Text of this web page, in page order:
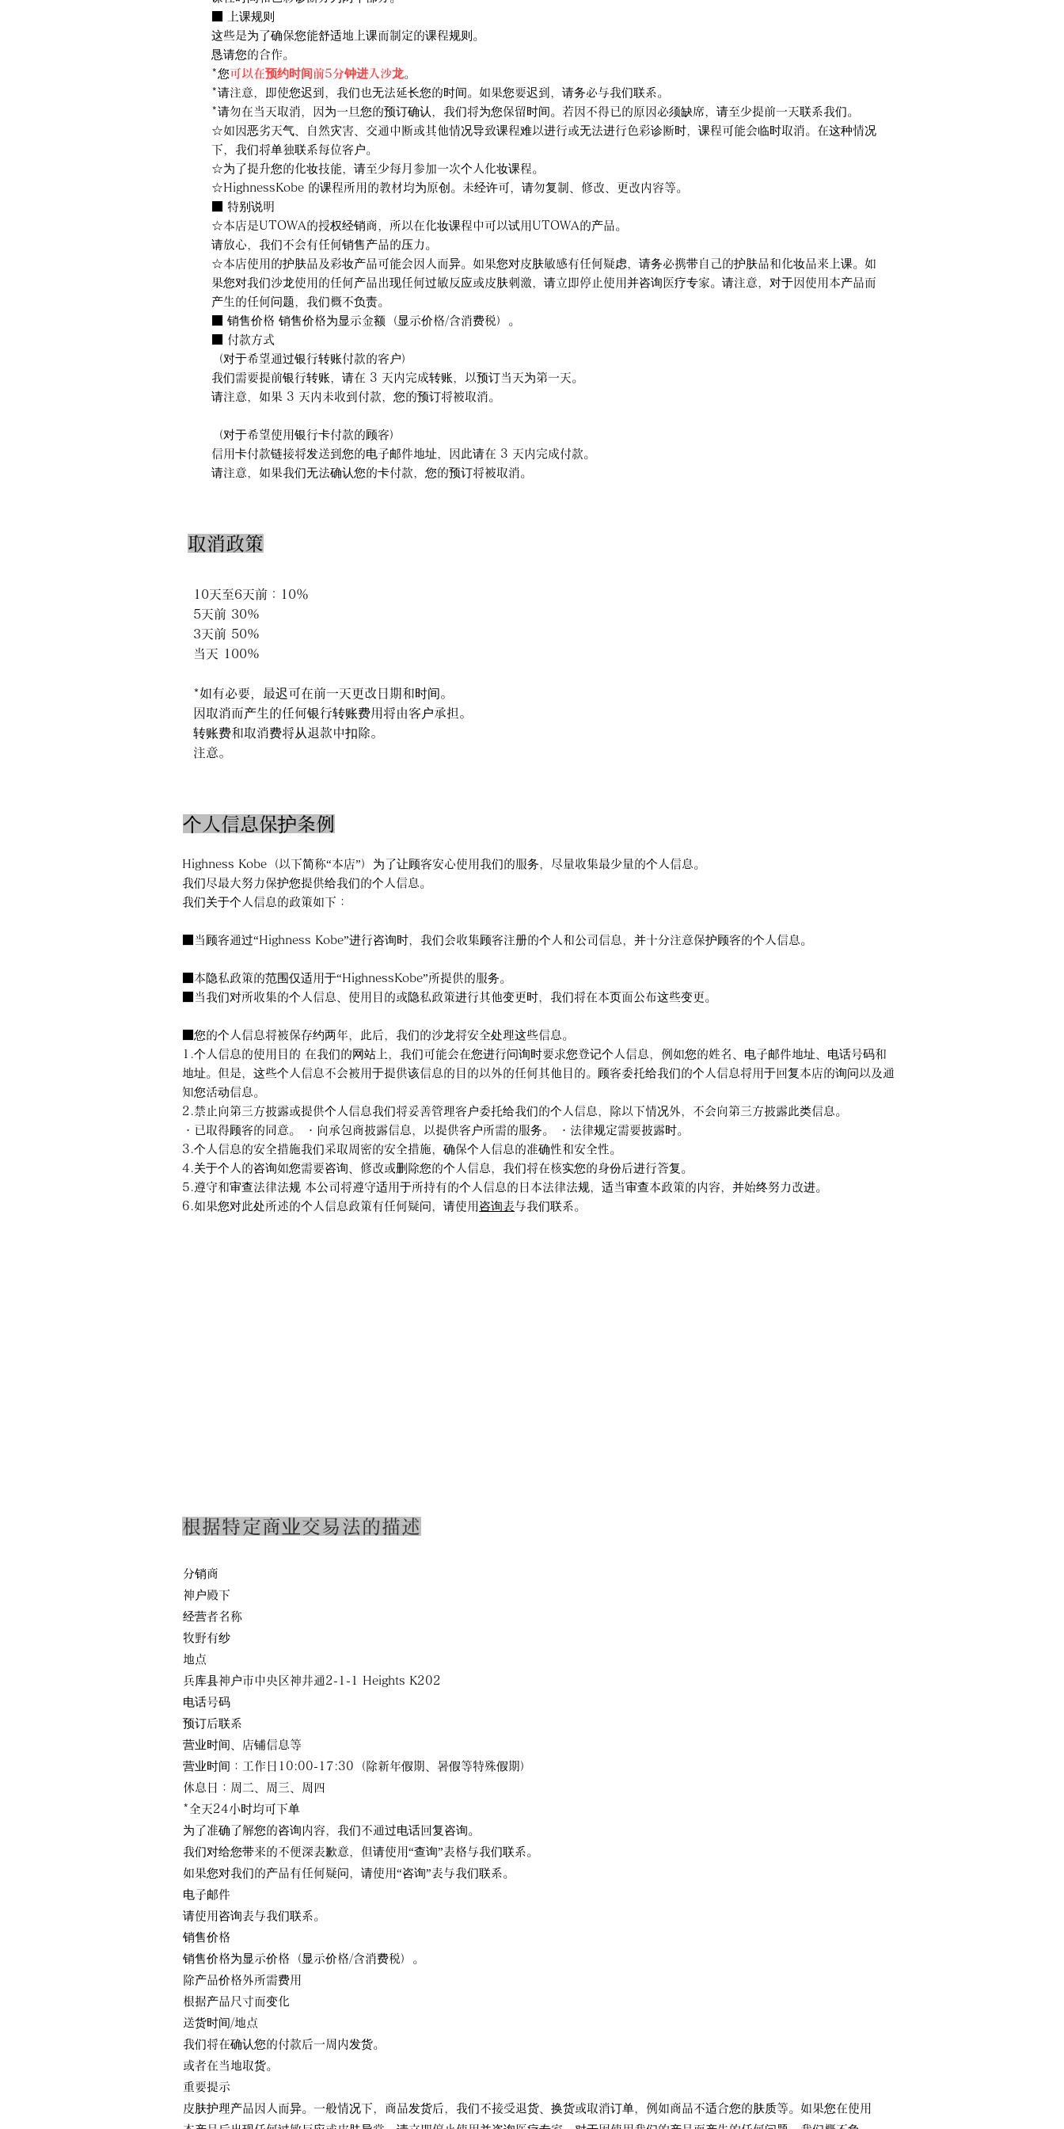
■ 上课规则
这些是为了确保您能舒适地上课而制定的课程规则。
恳请您的合作。
*您可以在预约时间前5分钟进入沙龙。
*请注意，即使您迟到，我们也无法延长您的时间。如果您要迟到，请务必与我们联系。
*请勿在当天取消，因为一旦您的预订确认，我们将为您保留时间。若因不得已的原因必须缺席，请至少提前一天联系我们。
☆如因恶劣天气、自然灾害、交通中断或其他情况导致课程难以进行或无法进行色彩诊断时，课程可能会临时取消。在这种情况
下，我们将单独联系每位客户。
☆为了提升您的化妆技能，请至少每月参加一次个人化妆课程。
☆HighnessKobe 的课程所用的教材均为原创。未经许可，请勿复制、修改、更改内容等。
■ 特别说明
☆本店是UTOWA的授权经销商，所以在化妆课程中可以试用UTOWA的产品。
请放心，我们不会有任何销售产品的压力。
☆本店使用的护肤品及彩妆产品可能会因人而异。如果您对皮肤敏感有任何疑虑，请务必携带自己的护肤品和化妆品来上课。如
果您对我们沙龙使用的任何产品出现任何过敏反应或皮肤刺激，请立即停止使用并咨询医疗专家。请注意，对于因使用本产品而
产生的任何问题，我们概不负责。
■ 销售价格 销售价格为显示金额（显示价格/含消费税）。
■ 付款方式
（对于希望通过银行转账付款的客户）
我们需要提前银行转账，请在 3 天内完成转账，以预订当天为第一天。
请注意，如果 3 天内未收到付款，您的预订将被取消。
（对于希望使用银行卡付款的顾客）
信用卡付款链接将发送到您的电子邮件地址，因此请在 3 天内完成付款。
请注意，如果我们无法确认您的卡付款，您的预订将被取消。
取消政策
10天至6天前：10％
5天前 30%
3天前 50%
当天 100%
*如有必要，最迟可在前一天更改日期和时间。
因取消而产生的任何银行转账费用将由客户承担。
转账费和取消费将从退款中扣除。
注意。
个人信息保护条例
Highness Kobe（以下简称“本店”）为了让顾客安心使用我们的服务，尽量收集最少量的个人信息。
我们尽最大努力保护您提供给我们的个人信息。
我们关于个人信息的政策如下：
■当顾客通过“Highness Kobe”进行咨询时，我们会收集顾客注册的个人和公司信息，并十分注意保护顾客的个人信息。
■本隐私政策的范围仅适用于“HighnessKobe”所提供的服务。
■当我们对所收集的个人信息、使用目的或隐私政策进行其他变更时，我们将在本页面 公布这些变更 。
■您的个人信息将被保存约两年，此后，我们的沙龙将安全处理这些信息。
1.个人信息的使用目的 在我们的网站上，我们可能会在您进行问询时要求您登记个人信息，例如您的姓名、电子邮件地址、电话号码和
地址。但是，这些个人信息不会被用于提供该信息的目的以外的任何其他目的。顾客委托给我们的个人信息将用于回复本店的询问以及通
知您活动信息。
2.禁止向第三方披露或提供个人信息我们将妥善管理客户委托给我们的个人信息，除以下情况外，不会向第三方披露此类信息。
・已取得顾客的同意。 ・向承包商披露信息，以提供客户所需的服务。 ・法律规定需要披露时。
3.个人信息的安全措施我们采取周密的安全措施，确保个人信息的准确性和安全性。
4.关于个人的咨询如您需要咨询、修改或删除您的个人信息，我们将在核实您的身份后进行答复。
5.遵守和审查法律法规 本公司将遵守适用于所持有的个人信息的日本法律法规，适当审查本政策的内容，并始终努力改进。
6.如果您对此处所述的个人信息政策有任何疑问，请使用咨询表与我们联系。
根据特定商业交易法的描述
分销商
神户殿下
经营者名称
牧野有纱
地点
兵库县神户市中央区神井通2-1-1 Heights K202
电话号码
预订后联系
营业时间、店铺信息等
营业时间：工作日10:00-17:30（除新年假期、暑假等特殊假期）
休息日：周二、周三、周四
*全天24小时均可下单
为了准确了解您的咨询内容，我们不通过电话回复咨询。
我们对给您带来的不便深表歉意，但请使用“查询”表格与我们联系。
如果您对我们的产品有任何疑问，请使用“咨询”表与我们联系。
电子邮件
请使用咨询表与我们联系。
销售价格
销售价格为显示价格（显示价格/含消费税）。
除产品价格外所需费用
根据产品尺寸而变化
送货时间/地点
我们将在确认您的付款后一周内发货。
或者在当地取货。
重要提示
皮肤护理产品因人而异。一般情况下，商品发货后，我们不接受退货、换货或取消订单，例如商品不适合您的肤质等。如果您在使用